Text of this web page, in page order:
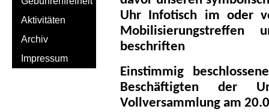
Uhr Infotisch im oder
Mobilisierungstreffen
beschriften
Einstimmig
Beschäftigten der
Vollversammlung am
Aktivitäten
Archiv
Impressum